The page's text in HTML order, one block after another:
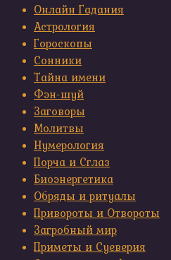
Онлайн Гадания
Астрология
Гороскопы
Сонники
Тайна имени
Фэн-шуй
Заговоры
Молитвы
Нумерология
Порча и Сглаз
Биоэнергетика
Обряды и ритуалы
Привороты и Отвороты
Загробный мир
Приметы и Суеверия